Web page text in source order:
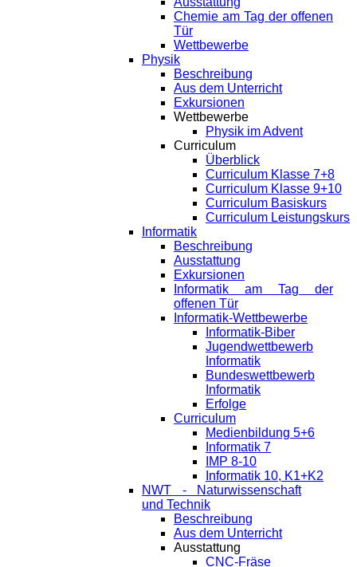
Chemie am Tag der offenen
Tür
Wettbewerbe
Physik
Beschreibung
Aus dem Unterricht
Exkursionen
Wettbewerbe
Physik im Advent
Curriculum
Überblick
Curriculum Klasse 7+8
Curriculum Klasse 9+10
Curriculum Basiskurs
Curriculum Leistungskurs
Informatik
Beschreibung
Ausstattung
Exkursionen
Informatik am Tag der
offenen Tür
Informatik-Wettbewerbe
Informatik-Biber
Jugendwettbewerb
Informatik
Bundeswettbewerb
Informatik
Erfolge
Curriculum
Medienbildung 5+6
Informatik 7
IMP 8-10
Informatik 10, K1+K2
NWT - Naturwissenschaft
und Technik
Beschreibung
Aus dem Unterricht
Ausstattung
CNC-Fräse